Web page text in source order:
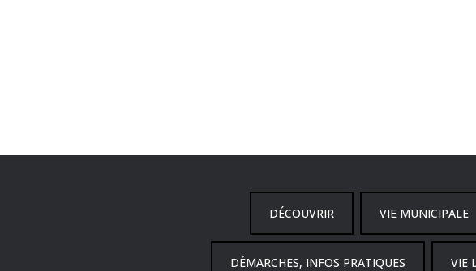
DÉCOUVRIR VIE MUNICIPALE
DÉMARCHES, INFOS PRATIQUES VIE